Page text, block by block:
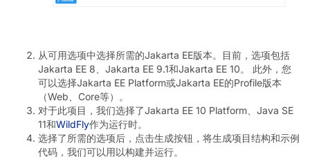
从可用选项中选择所需的Jakarta EE版本。目前，选项包括
Jakarta EE 8、Jakarta EE 9.1和Jakarta EE 10。 此外，您
可以选择Jakarta EE Platform或Jakarta EE的Profile版本
（Web、Core等）。
对于此项目，我们选择了Jakarta EE 10 Platform、Java SE
11和WildFly作为运行时。
选择了所需的选项后，点击生成按钮，将生成项目结构和示例
代码，我们可以用以构建并运行。